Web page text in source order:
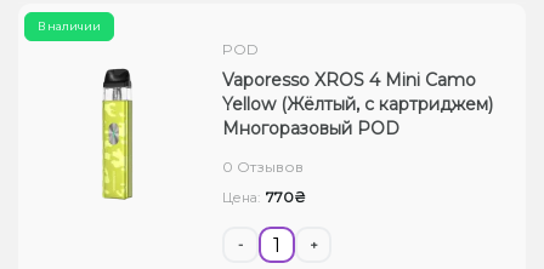
В наличии
POD
Vaporesso XROS 4 Mini Camo
Yellow (Жёлтый, с картриджем)
Многоразовый POD
0 Отзывов
Цена: 770₴
- +